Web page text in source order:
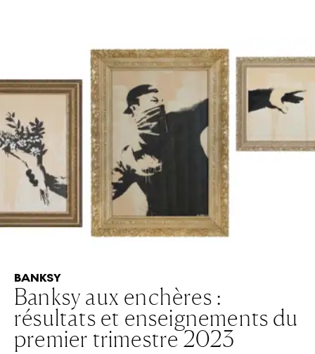
BANKSY
Banksy aux enchères :
résultats et enseignements du
premier trimestre 2023